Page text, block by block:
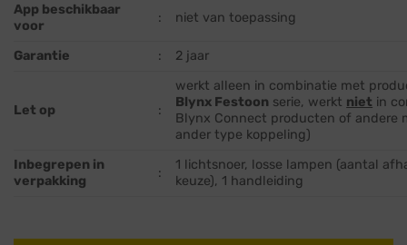
App beschikbaar
voor
: niet van toepassing
Garantie : 2 jaar
Let op :
werkt alleen in combinatie met
Blynx Festoon serie, werkt niet in
Blynx Connect producten of andere
ander type koppeling)
Inbegrepen in
verpakking
:
1 lichtsnoer, losse lampen (aantal
keuze), 1 handleiding